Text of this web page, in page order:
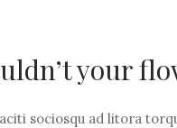
your
sociosqu ad litora